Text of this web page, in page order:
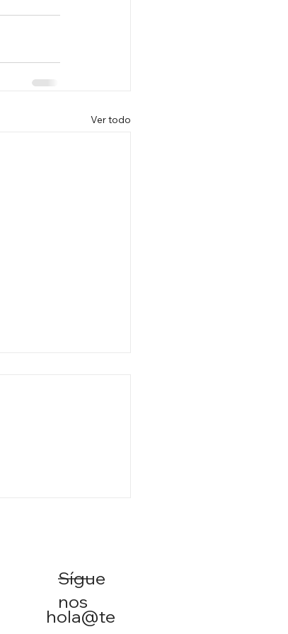
Ver todo
Sígue
nos
hola@te